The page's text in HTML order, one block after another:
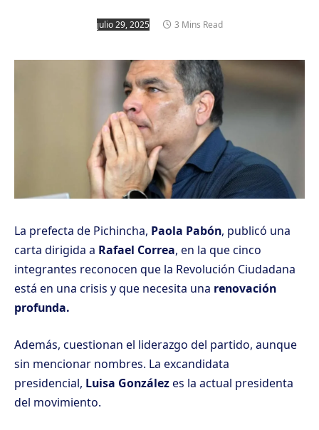
julio 29, 2025 3 Mins Read
La prefecta de Pichincha, Paola Pabón, publicó una
carta dirigida a Rafael Correa, en la que cinco
integrantes reconocen que la Revolución Ciudadana
está en una crisis y que necesita una renovación
profunda.
Además, cuestionan el liderazgo del partido, aunque
sin mencionar nombres. La excandidata
presidencial, Luisa Gonzálezes la actual presidenta
del movimiento.